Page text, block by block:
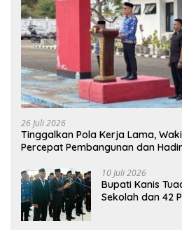
26 Juli 2026
Tinggalkan Pola Kerja Lama,
Percepat Pembangunan dan
10 Juli 2026
Bupati Kanis
Sekolah dan 42